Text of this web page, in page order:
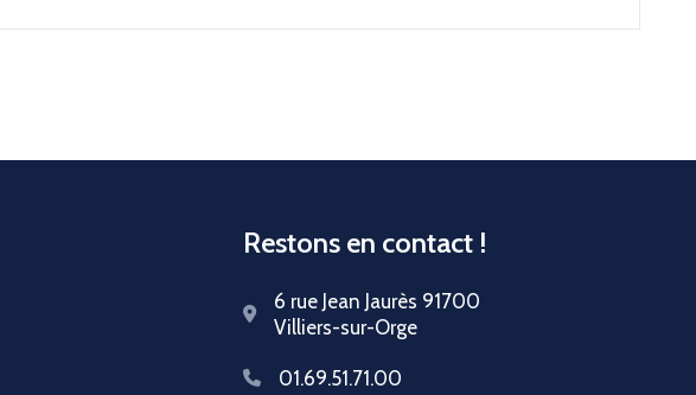
Restons en contact !
6 rue Jean Jaurès 91700
Villiers-sur-Orge
01.69.51.71.00